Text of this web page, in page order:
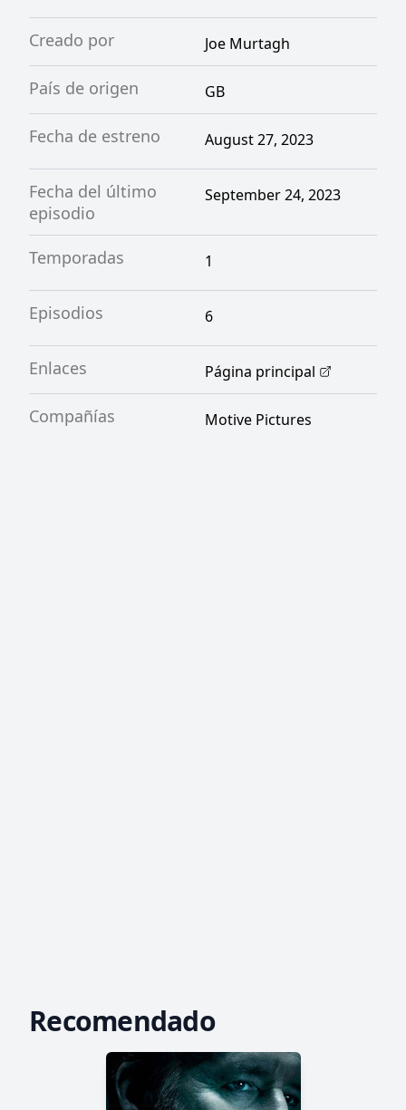
Creado por Joe Murtagh
País de origen GB
Fecha de estreno August 27, 2023
Fecha del último
episodio
September 24, 2023
Temporadas 1
Episodios 6
Enlaces Página principal
Compañías Motive Pictures
Recomendado